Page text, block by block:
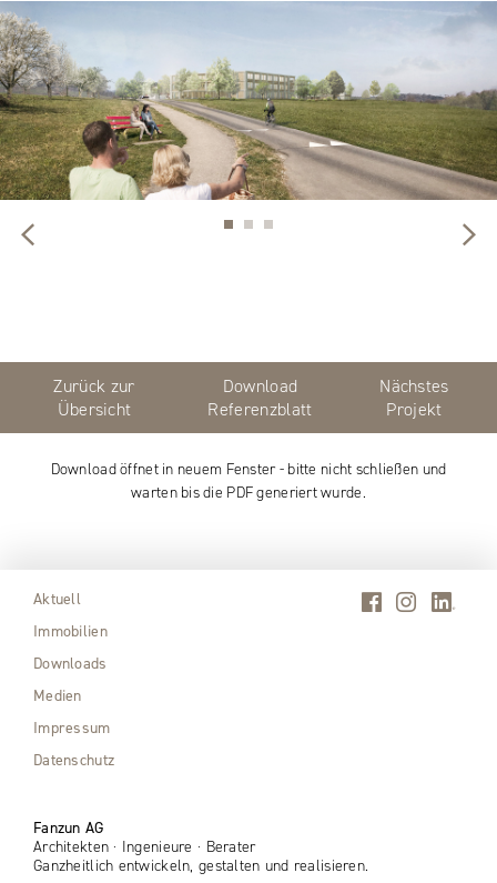
Zurück zur
Übersicht
Download
Referenzblatt
Nächstes
Projekt
Download öffnet in neuem Fenster - bitte nicht schließen und
warten bis die PDF generiert wurde.
Aktuell
Immobilien
Downloads
Medien
Impressum
Datenschutz
Fanzun AG
Architekten · Ingenieure · Berater
Ganzheitlich entwickeln, gestalten und realisieren.